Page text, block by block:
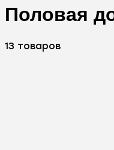
Половая
13 товаров